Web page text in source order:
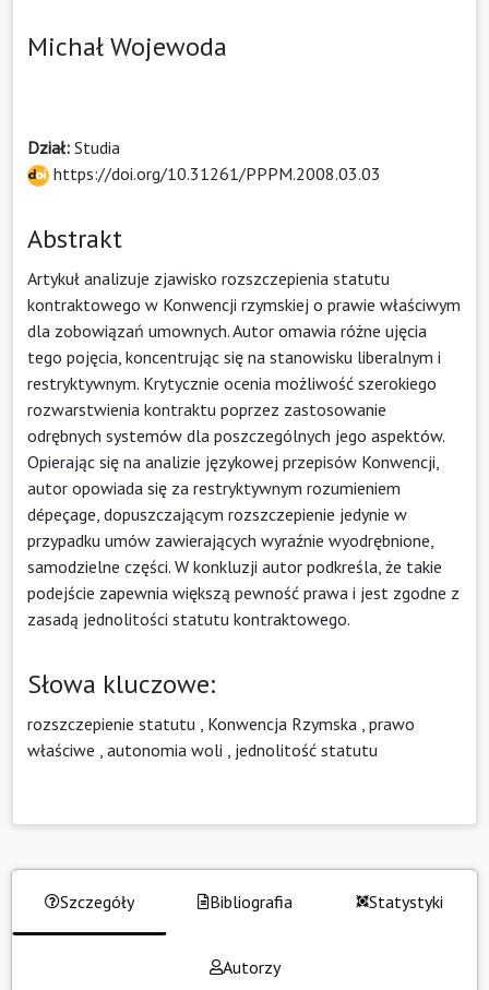
Michał Wojewoda
Dział: Studia
https://doi.org/10.31261/PPPM.2008.03.03
Abstrakt
Artykuł analizuje zjawisko rozszczepienia statutu
kontraktowego w Konwencji rzymskiej o prawie właściwym
dla zobowiązań umownych. Autor omawia różne ujęcia
tego pojęcia, koncentrując się na stanowisku liberalnym i
restryktywnym. Krytycznie ocenia możliwość szerokiego
rozwarstwienia kontraktu poprzez zastosowanie
odrębnych systemów dla poszczególnych jego aspektów.
Opierając się na analizie językowej przepisów Konwencji,
autor opowiada się za restryktywnym rozumieniem
dépeçage, dopuszczającym rozszczepienie jedynie w
przypadku umów zawierających wyraźnie wyodrębnione,
samodzielne części. W konkluzji autor podkreśla, że takie
podejście zapewnia większą pewność prawa i jest zgodne z
zasadą jednolitości statutu kontraktowego.
Słowa kluczowe:
rozszczepienie statutu Konwencja Rzymska prawo
właściwe autonomia woli jednolitość statutu
Szczegóły Bibliografia Statystyki
Autorzy